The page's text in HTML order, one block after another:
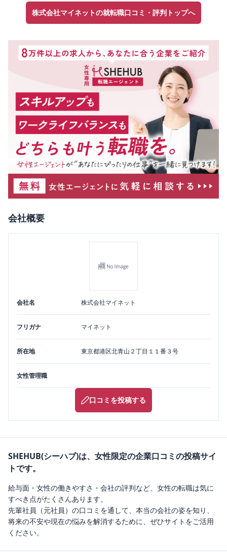
株式会社マイネットの就転職口コミ・評判トップへ
会社概要
会社名 株式会社マイネット
フリガナ マイネット
所在地 東京都港区北青山２丁目１１番３号
女性管理職
口コミを投稿する
SHEHUB(シーハブ)は、女性限定の企業口コミの投稿サイ
トです。
給与面・女性の働きやすさ・会社の評判など、女性の転職は気に
すべき点がたくさんあります。
先輩社員（元社員）の口コミを通して、本当の会社の姿を知り、
将来の不安や現在の悩みを解消するために、ぜひサイトをご活用
ください。